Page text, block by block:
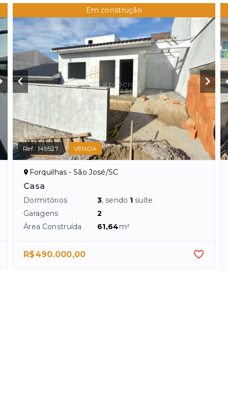
Em construção
Ref.:149527 VENDA
Forquilhas - São José/SC
Casa
Dormitórios 3, sendo 1 suíte
Garagens
2
Área Construída
61,64m²
R$490.000,00